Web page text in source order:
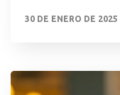
30 DE ENERO DE 2025